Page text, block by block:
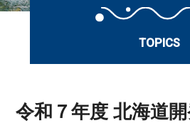
TOPICS
令和７年度 北海道